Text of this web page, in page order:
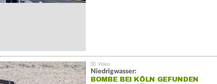
Niedrigwasser:
BOMBE BEI KÖLN GEFUNDEN